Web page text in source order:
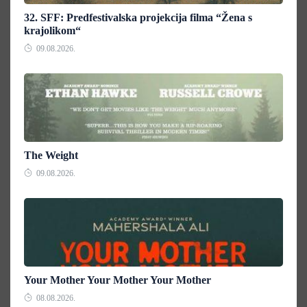
32. SFF: Predfestivalska projekcija filma “Žena s
krajolikom“
09.08.2026.
The Weight
09.08.2026.
Your Mother Your Mother Your Mother
08.08.2026.